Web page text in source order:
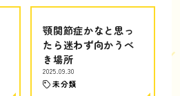
顎関節症かなと思っ
たら迷わず向かうべ
き場所
2025.09.30
未分類